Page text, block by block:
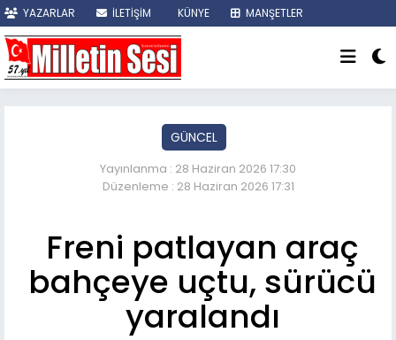
YAZARLAR İLETİŞİM KÜNYE
MANŞETLER
SON DAKİKA
GÜNCEL
Yayınlanma : 28 Haziran 2026 17:30
Düzenleme : 28 Haziran 2026 17:31
Freni patlayan araç
bahçeye uçtu, sürücü
yaralandı